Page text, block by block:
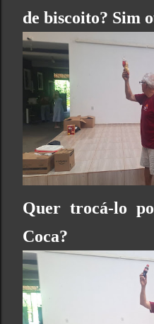
de biscoito? Sim
Quer trocá-lo
Coca?